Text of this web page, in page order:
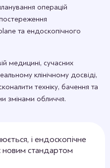
операцій
та ендоскопічного
медицині, сучасних
клінічному досвіді,
техніку, бачення та
змінами обличчя.
і ендоскопічне
стандартом